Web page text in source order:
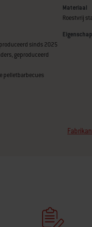
Materiaal
Roestvrij
sinds 2025
geproduceerd
pelletbarbecues